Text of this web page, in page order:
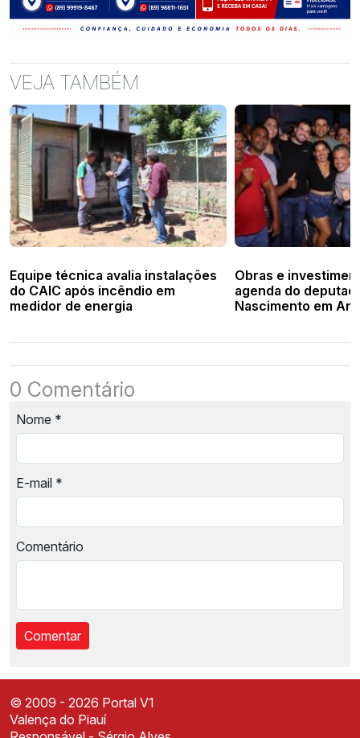
VEJA TAMBÉM
Equipe técnica avalia instalações
do CAIC após incêndio em
medidor de energia
Obras e
agenda do
Nascimento em
0 Comentário
Nome *
E-mail *
Comentário
© 2009 - 2026 Portal V1
Valença do Piauí